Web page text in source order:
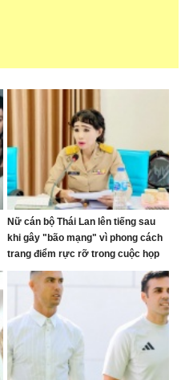
Nữ cán bộ Thái Lan lên tiếng sau
khi gây "bão mạng" vì phong cách
trang điểm rực rỡ trong cuộc họp
ngân sách